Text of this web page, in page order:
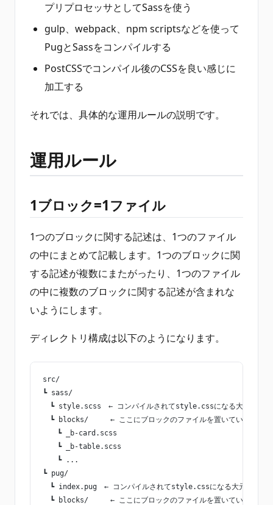
プリプロセッサとしてSassを使う
gulp、webpack、npm scriptsなどを使って
PugとSassをコンパイルする
PostCSSでコンパイル後のCSSを良い感じに
加工する
それでは、具体的な運用ルールの説明です。
運用ルール
1ブロック=1ファイル
1つのブロックに関する記述は、1つのファイル
の中にまとめて記載します。1つのブロックに関
する記述が複数にまたがったり、1つのファイル
の中に複数のブロックに関する記述が含まれな
いようにします。
ディレクトリ構成は以下のようになります。
src/
┗ sass/
┗ style.scss　← コンパイルされてstyle.cssになる大元
┗ blocks/　　　← ここにブロックのファイルを置いていく
┗ _b-card.scss
┗ _b-table.scss
┗ ...
┗ pug/
┗ index.pug　← コンパイルされてstyle.cssになる大元
┗ blocks/　　　← ここにブロックのファイルを置いていく